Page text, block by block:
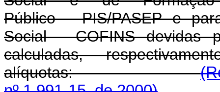
Público - PIS/PASEP e
Social - COFINS devidas
calculadas,
alíquotas: